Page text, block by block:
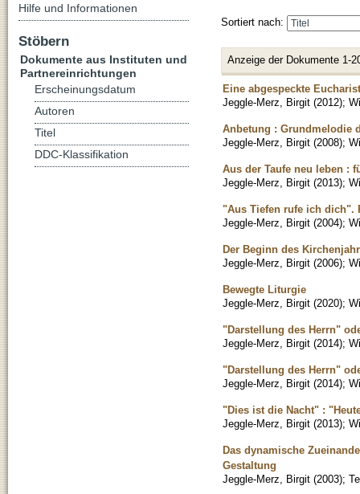
Sortiert nach:
Anzeige der Dokumente 1-
Eine abgespeckte
Jeggle-Merz, Birgit (2012);
Anbetung : Grundmelodie
Jeggle-Merz, Birgit (2008);
Aus der Taufe neu leben :
Jeggle-Merz, Birgit (2013);
"Aus Tiefen rufe ich dich".
Jeggle-Merz, Birgit (2004);
Der Beginn des
Jeggle-Merz, Birgit (2006);
Bewegte Liturgie
Jeggle-Merz, Birgit (2020);
"Darstellung des Herrn"
Jeggle-Merz, Birgit (2014);
"Darstellung des Herrn"
Jeggle-Merz, Birgit (2014);
"Dies ist die Nacht" :
Jeggle-Merz, Birgit (2013);
Das dynamische
Gestaltung
Jeggle-Merz, Birgit (2003);
Hilfe und Informationen
Stöbern
Dokumente aus Instituten und
Partnereinrichtungen
Erscheinungsdatum
Autoren
Titel
DDC-Klassifikation